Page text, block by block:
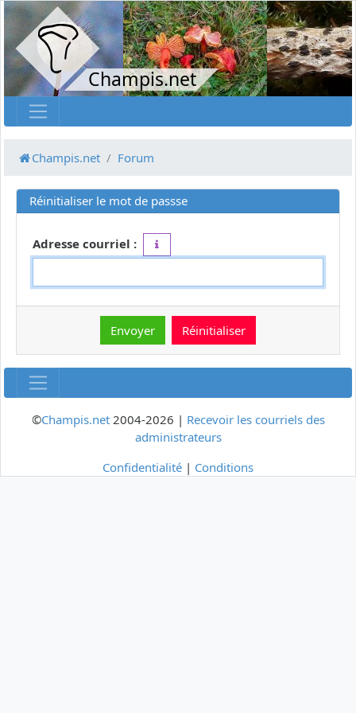
Champis.net
Champis.net Forum
Réinitialiser le mot de passse
Adresse courriel :
©Champis.net2004-2026 | Recevoir les courriels des
administrateurs
Confidentialité | Conditions